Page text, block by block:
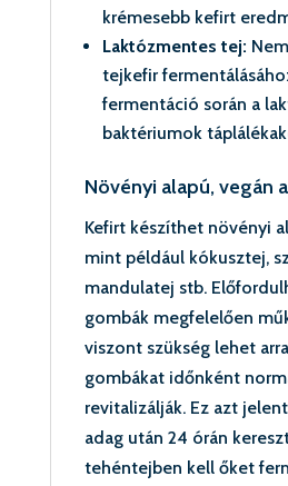
krémesebb kefirt
Laktózmentes tej:
tejkefir
fermentáció során a
baktériumok
Növényi alapú, vegán
Kefirt készíthet növényi
mint például kókusztej,
mandulatej stb.
gombák megfelelően
viszont szükség lehet
gombákat időnként
revitalizálják. Ez azt
adag után 24 órán
tehéntejben kell őket